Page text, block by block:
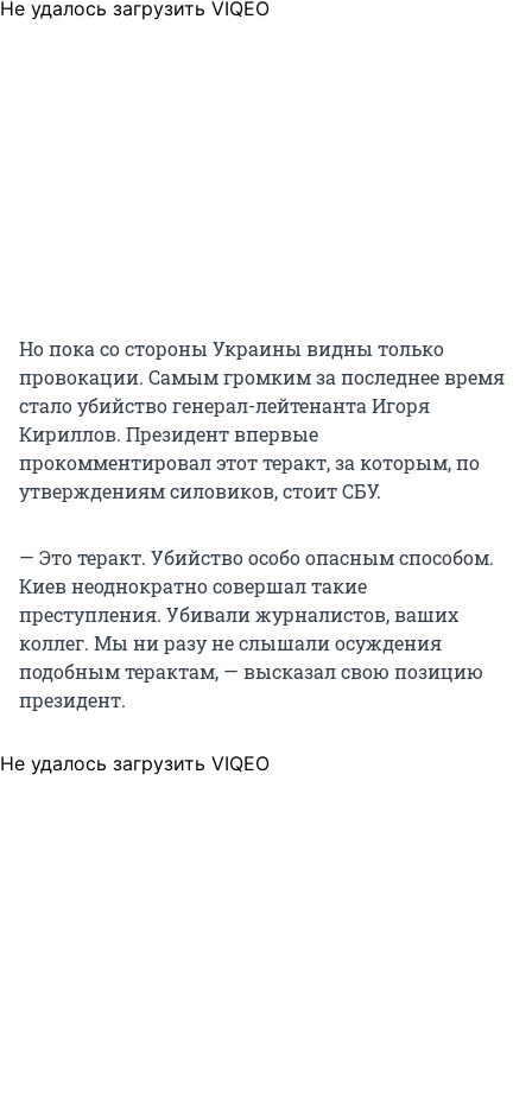
Не удалось загрузить VIQEO
Но пока со стороны Украины видны только
провокации. Самым громким за последнее время
стало убийство генерал-лейтенанта Игоря
Кириллов. Президент впервые
прокомментировал этот теракт, за которым, по
утверждениям силовиков, стоит СБУ.
— Это теракт. Убийство особо опасным способом.
Киев неоднократно совершал такие
преступления. Убивали журналистов, ваших
коллег. Мы ни разу не слышали осуждения
подобным терактам, — высказал свою позицию
президент.
Не удалось загрузить VIQEO